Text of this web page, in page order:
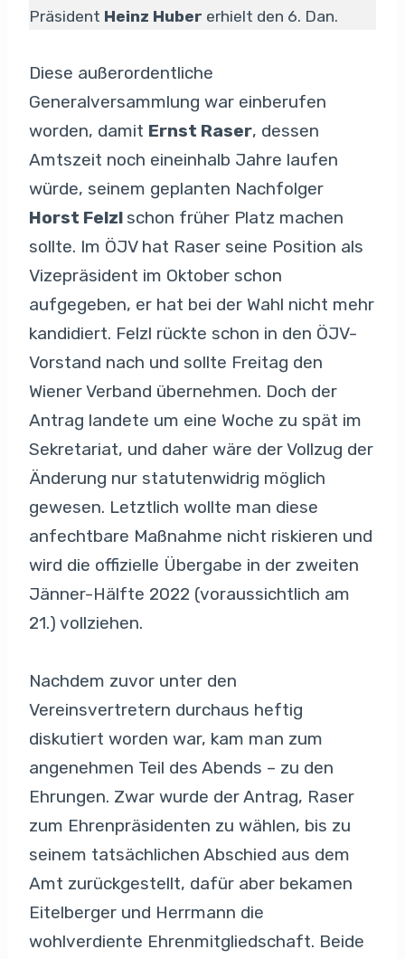
Präsident Heinz Huber erhielt den 6. Dan.
Diese außerordentliche
Generalversammlung war einberufen
worden, damit Ernst Raser, dessen
Amtszeit noch eineinhalb Jahre laufen
würde, seinem geplanten Nachfolger
Horst Felzl schon früher Platz machen
sollte. Im ÖJV hat Raser seine Position als
Vizepräsident im Oktober schon
aufgegeben, er hat bei der Wahl nicht mehr
kandidiert. Felzl rückte schon in den ÖJV-
Vorstand nach und sollte Freitag den
Wiener Verband übernehmen. Doch der
Antrag landete um eine Woche zu spät im
Sekretariat, und daher wäre der Vollzug der
Änderung nur statutenwidrig möglich
gewesen. Letztlich wollte man diese
anfechtbare Maßnahme nicht riskieren und
wird die offizielle Übergabe in der zweiten
Jänner-Hälfte 2022 (voraussichtlich am
21.) vollziehen.
Nachdem zuvor unter den
Vereinsvertretern durchaus heftig
diskutiert worden war, kam man zum
angenehmen Teil des Abends – zu den
Ehrungen. Zwar wurde der Antrag, Raser
zum Ehrenpräsidenten zu wählen, bis zu
seinem tatsächlichen Abschied aus dem
Amt zurückgestellt, dafür aber bekamen
Eitelberger und Herrmann die
wohlverdiente Ehrenmitgliedschaft. Beide